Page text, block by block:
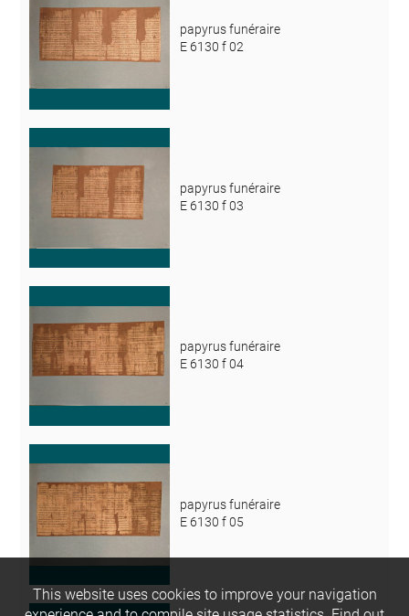
papyrus funéraire
E 6130 f 02
papyrus funéraire
E 6130 f 03
papyrus funéraire
E 6130 f 04
papyrus funéraire
E 6130 f 05
This website uses cookies to improve your navigation